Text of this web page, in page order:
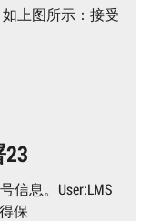
上图所示：接受
信息。User:LMS
保